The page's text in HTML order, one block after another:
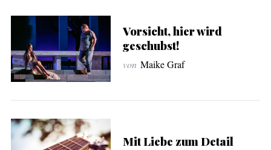
Vorsicht, hier wird
geschubst!
von Maike Graf
Mit Liebe zum Detail